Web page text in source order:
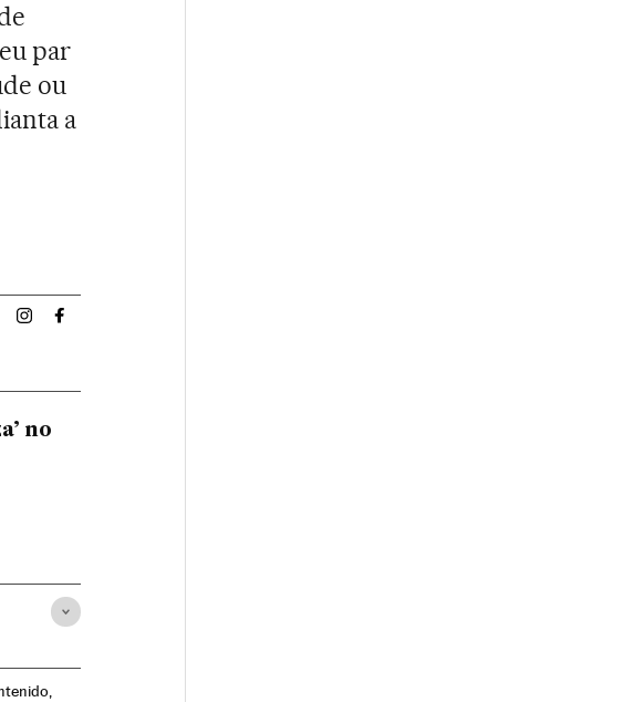
par
ou
a
El País Brasil en Twitter
Opiniao El País Brasil en Instagram
Opiniao El País Brasil en Facebook
no